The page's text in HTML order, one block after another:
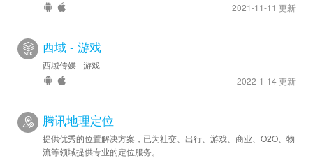
2021-11-11 更新
西域 - 游戏
西域传媒 - 游戏
2022-1-14 更新
腾讯地理定位
提供优秀的位置解决方案，已为社交、出行、游戏、商业、O2O、物
流等领域提供专业的定位服务。